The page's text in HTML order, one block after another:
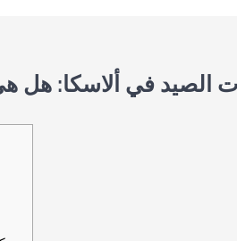
الصيد في ألاسكا: هل